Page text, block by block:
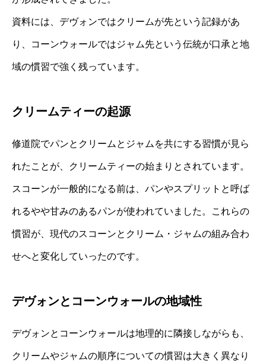
資料には、デヴォンではクリームが先という記録があ
り、コーンウォールではジャム先という伝統が口承と地
域の慣習で強く残っています。
クリームティーの起源
修道院でパンとクリームとジャムを共にする習慣が見ら
れたことが、クリームティーの始まりとされています。
スコーンが一般的になる前は、パンやスプリットと呼ば
れるやや甘みのあるパンが使われていました。これらの
慣習が、現代のスコーンとクリーム・ジャムの組み合わ
せへと変化していったのです。
デヴォンとコーンウォールの地域性
デヴォンとコーンウォールは地理的に隣接しながらも、
クリームやジャムの順序についての慣習は大きく異なり